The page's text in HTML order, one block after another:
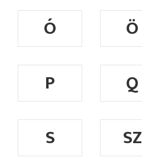
Ó Ö
P
Q
S
SZ